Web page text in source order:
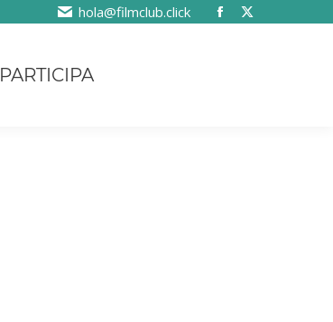
hola@filmclub.click
PARTICIPA